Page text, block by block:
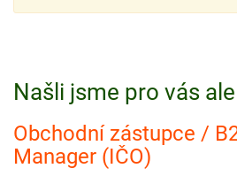
Našli jsme pro vás
Obchodní zástupce /
Manager (IČO)